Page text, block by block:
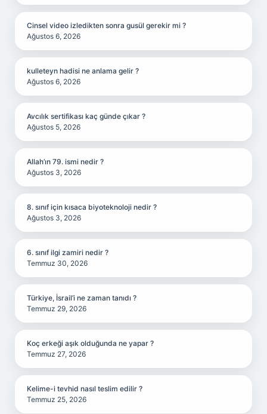
Cinsel video izledikten sonra gusül gerekir mi ?
Ağustos 6, 2026
kulleteyn hadisi ne anlama gelir ?
Ağustos 6, 2026
Avcılık sertifikası kaç günde çıkar ?
Ağustos 5, 2026
Allah’ın 79. ismi nedir ?
Ağustos 3, 2026
8. sınıf için kısaca biyoteknoloji nedir ?
Ağustos 3, 2026
6. sınıf ilgi zamiri nedir ?
Temmuz 30, 2026
Türkiye, İsrail’i ne zaman tanıdı ?
Temmuz 29, 2026
Koç erkeği aşık olduğunda ne yapar ?
Temmuz 27, 2026
Kelime-i tevhid nasıl teslim edilir ?
Temmuz 25, 2026